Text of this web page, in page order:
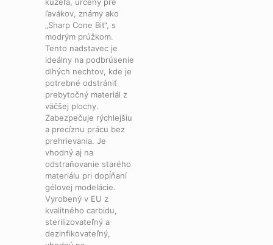
modrý
prúžok,
carbidový
nadstavec
odstránenie
prebytočného
materiálu
modelácii
nechtov
kužeľa, určený pre
ľavákov, známy ako
„Sharp Cone Bit“, s
modrým prúžkom.
Tento nadstavec je
ideálny na podbrúsenie
dlhých nechtov, kde je
potrebné odstrániť
prebytočný materiál z
väčšej plochy.
Zabezpečuje rýchlejšiu
a precíznu prácu bez
prehrievania. Je
vhodný aj na
odstraňovanie starého
materiálu pri dopĺňaní
gélovej modelácie.
Vyrobený v EU z
kvalitného carbidu,
sterilizovateľný a
dezinfikovateľný,